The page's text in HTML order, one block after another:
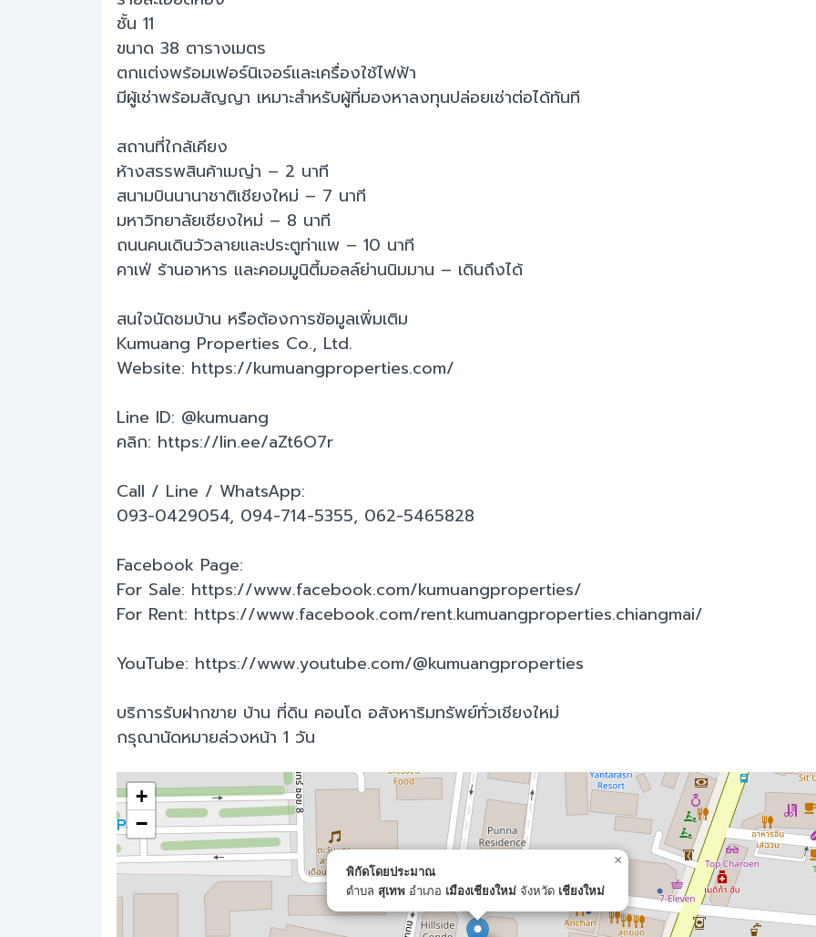
ชั้น 11
ขนาด 38 ตารางเมตร
ตกแต่งพร้อมเฟอร์นิเจอร์และเครื่องใช้ไฟฟ้า
มีผู้เช่าพร้อมสัญญา เหมาะสำหรับผู้ที่มองหาลงทุนปล่อยเช่าต่อได้ทันที
สถานที่ใกล้เคียง
ห้างสรรพสินค้าเมญ่า – 2 นาที
สนามบินนานาชาติเชียงใหม่ – 7 นาที
มหาวิทยาลัยเชียงใหม่ – 8 นาที
ถนนคนเดินวัวลายและประตูท่าแพ – 10 นาที
คาเฟ่ ร้านอาหาร และคอมมูนิตี้มอลล์ย่านนิมมาน – เดินถึงได้
สนใจนัดชมบ้าน หรือต้องการข้อมูลเพิ่มเติม
Kumuang Properties Co., Ltd.
Website: https://kumuangproperties.com/
Line ID: @kumuang
คลิก: https://lin.ee/aZt6O7r
Call / Line / WhatsApp:
093-0429054, 094-714-5355, 062-5465828
Facebook Page:
For Sale: https://www.facebook.com/kumuangproperties/
For Rent: https://www.facebook.com/rent.kumuangproperties.chiangmai/
YouTube: https://www.youtube.com/@kumuangproperties
บริการรับฝากขาย บ้าน ที่ดิน คอนโด อสังหาริมทรัพย์ทั่วเชียงใหม่
กรุณานัดหมายล่วงหน้า 1 วัน
พิกัดโดยประมาณ
ตำบล สุเทพ อำเภอ เมืองเชียงใหม่ จังหวัด เชียงใหม่
×
+
−